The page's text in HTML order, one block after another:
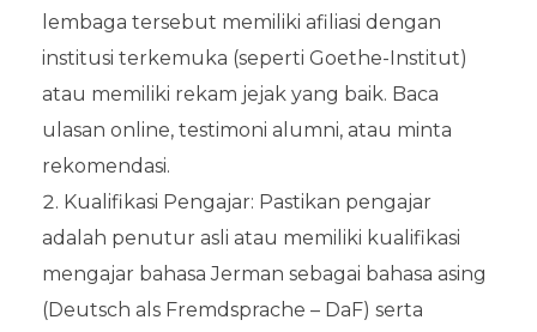
lembaga tersebut memiliki afiliasi dengan
institusi terkemuka (seperti Goethe-Institut)
atau memiliki rekam jejak yang baik. Baca
ulasan online, testimoni alumni, atau minta
rekomendasi.
Kualifikasi Pengajar: Pastikan pengajar
adalah penutur asli atau memiliki kualifikasi
mengajar bahasa Jerman sebagai bahasa asing
(Deutsch als Fremdsprache – DaF) serta